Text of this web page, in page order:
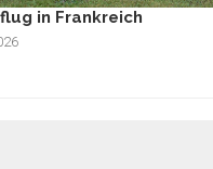
in Frankreich